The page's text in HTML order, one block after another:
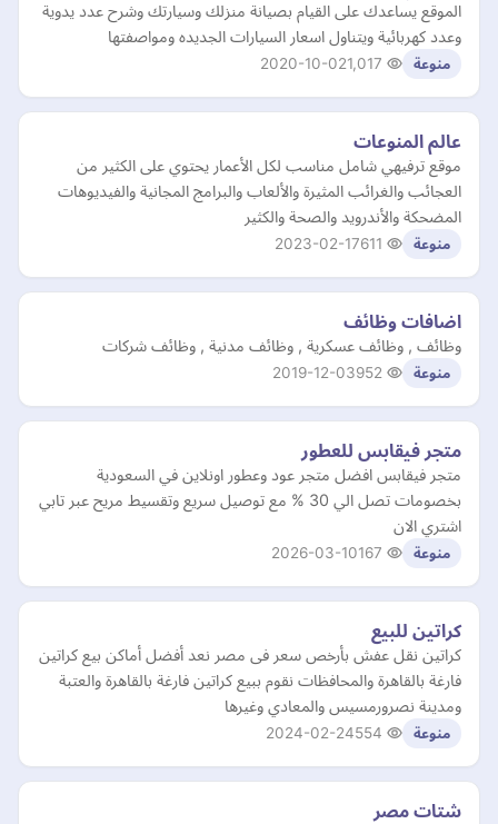
الموقع يساعدك على القيام بصيانة منزلك وسيارتك وشرح عدد يدوية
وعدد كهربائية ويتناول اسعار السيارات الجديده ومواصفتها
منوعة 2020-10-02
عالم المنوعات
موقع ترفيهي شامل مناسب لكل الأعمار يحتوي على الكثير من
العجائب والغرائب المثيرة والألعاب والبرامج المجانية والفيديوهات
المضحكة والأندرويد والصحة والكثير
منوعة 2023-02-17
اضافات وظائف
وظائف , وظائف عسكرية , وظائف مدنية , وظائف شركات
منوعة 2019-12-03
متجر فيقابس للعطور
متجر فيقابس افضل متجر عود وعطور اونلاين في السعودية
بخصومات تصل الي 30 % مع توصيل سريع وتقسيط مريح عبر تابي
اشتري الان
منوعة 2026-03-10
كراتين للبيع
كراتين نقل عفش بأرخص سعر فى مصر نعد أفضل أماكن بيع كراتين
فارغة بالقاهرة والمحافظات نقوم ببيع كراتين فارغة بالقاهرة والعتبة
ومدينة نصرورمسيس والمعادي وغيرها
منوعة 2024-02-24
شتات مصر